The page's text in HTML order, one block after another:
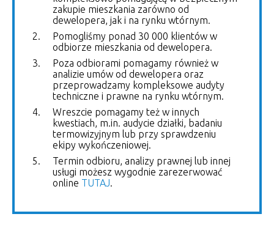
zakupie mieszkania zarówno od
dewelopera, jak i na rynku wtórnym.
Pomogliśmy ponad 30 000 klientów w
odbiorze mieszkania od dewelopera.
Poza odbiorami pomagamy również w
analizie umów od dewelopera oraz
przeprowadzamy kompleksowe audyty
techniczne i prawne na rynku wtórnym.
Wreszcie pomagamy też w innych
kwestiach, m.in. audycie działki, badaniu
termowizyjnym lub przy sprawdzeniu
ekipy wykończeniowej.
Termin odbioru, analizy prawnej lub innej
usługi możesz wygodnie zarezerwować
online TUTAJ